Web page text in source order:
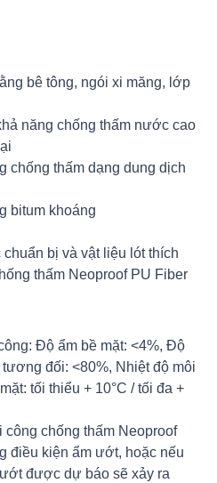
bê tông, ngói xi măng, lớp
năng chống thấm nước cao
chống thấm dạng dung dịch
bitum khoáng
bị và vật liệu lót thích
thấm Neoproof PU Fiber
Độ ẩm bề mặt: <4%, Độ
đối: <80%, Nhiệt độ môi
tối thiểu + 10°C / tối đa +
công chống thấm Neoproof
điều kiện ẩm ướt, hoặc nếu
được dự báo sẽ xảy ra